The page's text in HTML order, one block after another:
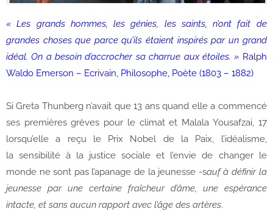
« Les grands hommes, les génies, les saints, n’ont fait de
grandes choses que parce qu’ils étaient inspirés par un grand
idéal. On a besoin d’accrocher sa charrue aux étoiles. » Ralph
Waldo Emerson – Ecrivain, Philosophe, Poète (1803 – 1882)
Si Greta Thunberg n’avait que 13 ans quand elle a commencé
ses premières grèves pour le climat et Malala Yousafzai, 17
lorsqu’elle a reçu le Prix Nobel de la Paix, l’idéalisme,
la sensibilité à la justice sociale et l’envie de changer le
monde ne sont pas l’apanage de la jeunesse -sauf à définir la
jeunesse par une certaine fraîcheur d’âme, une espérance
intacte, et sans aucun rapport avec l’âge des artères.